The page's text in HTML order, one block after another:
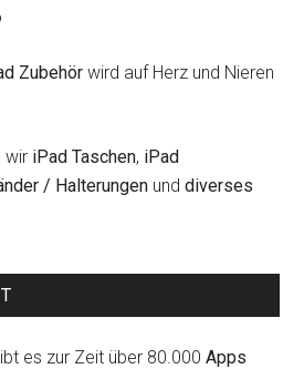
Zubehör wird auf Herz und Nieren
wir iPad Taschen, iPad
/ Halterungen unddiverses
es zur Zeit über 80.000Apps